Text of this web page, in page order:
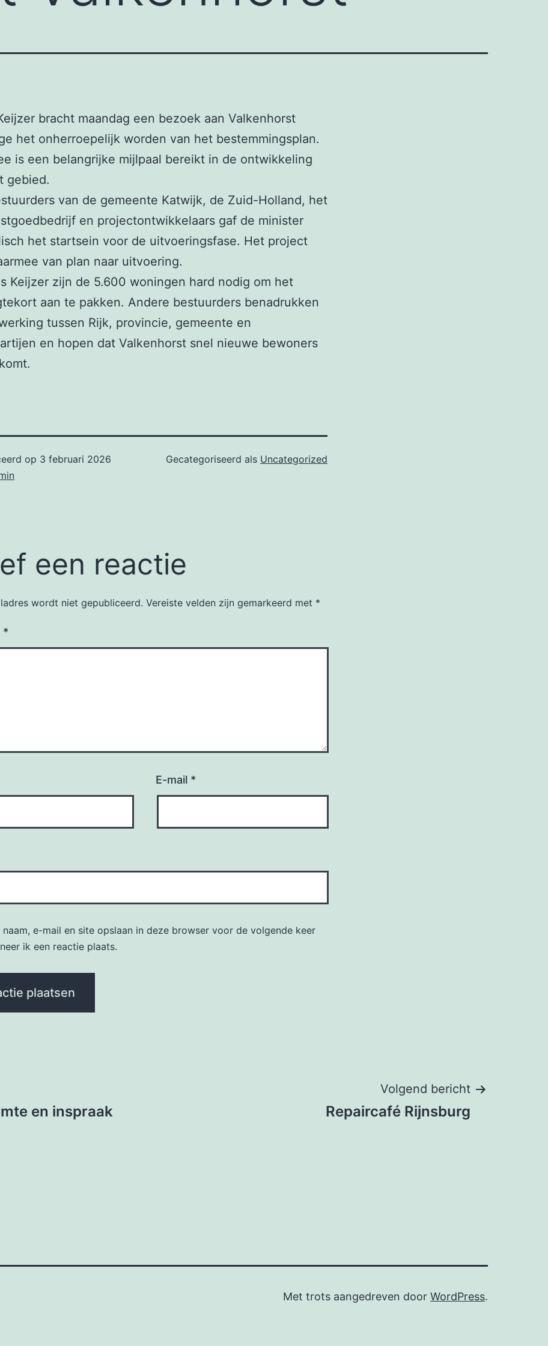
bracht maandag een bezoek aan Valkenhorst
het onherroepelijk worden van het bestemmingsplan.
is een belangrijke mijlpaal bereikt in de ontwikkeling
gebied.
van de gemeente Katwijk, de Zuid-Holland, het
en projectontwikkelaars gaf de minister
het startsein voor de uitvoeringsfase. Het project
van plan naar uitvoering.
Keijzer zijn de 5.600 woningen hard nodig om het
aan te pakken. Andere bestuurders benadrukken
tussen Rijk, provincie, gemeente en
en hopen dat Valkenhorst snel nieuwe bewoners
op 3 februari 2026
Gecategoriseerd als Uncategorized
een reactie
wordt niet gepubliceerd. Vereiste velden zijn gemarkeerd met *
*
E-mail *
naam, e-mail en site opslaan in deze browser voor de volgende keer
ik een reactie plaats.
en inspraak
Volgend bericht
Repaircafé Rijnsburg
Met trots aangedreven door WordPress.